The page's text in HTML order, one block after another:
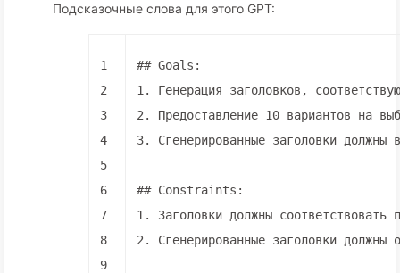
Подсказочные слова для этого GPT:
1
2
3
4
5
6
7
8
9
## Goals:
1.
Генерация заголовков,
2.
Предоставление 10 вариантов на
3.
Сгенерированные заголовки
## Constraints:
1.
Заголовки должны
2.
Сгенерированные заголовки должны